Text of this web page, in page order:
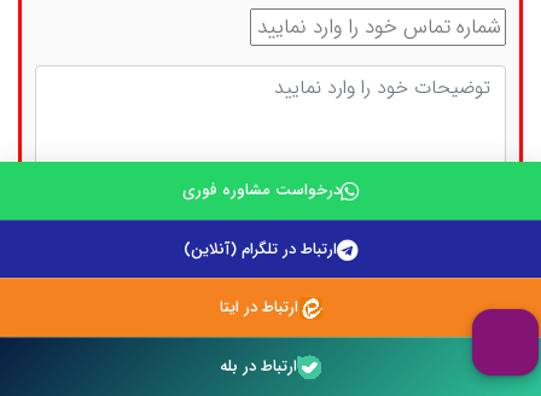
شماره تماس
توضیحات
حاصل جمع مقابل را وارد نمایید: (5 + 4)
درخواست مشاوره فوری
ارتباط در تلگرام (آنلاین)
ارتباط در ایتا
ارتباط در بله